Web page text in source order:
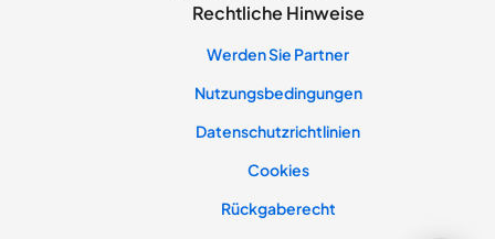
Rechtliche Hinweise
Werden Sie Partner
Nutzungsbedingungen
Datenschutzrichtlinien
Cookies
Rückgaberecht